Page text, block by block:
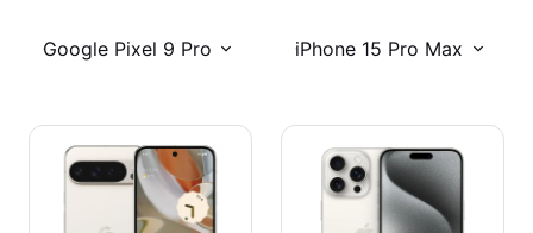
Google Pixel 9 Pro iPhone 15 Pro Max